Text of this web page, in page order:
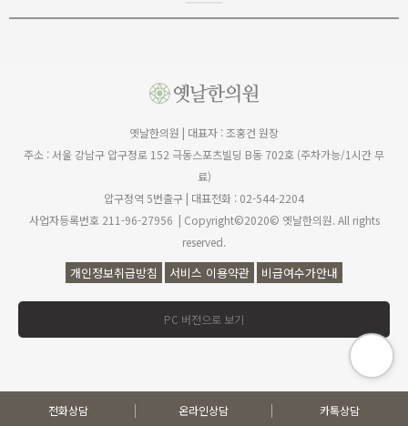
옛날한의원 | 대표자 : 조홍건 원장
주소 : 서울 강남구 압구정로 152 극동스포츠빌딩 B동 702호 (주차가능/1시간 무
료)
압구정역 5번출구 | 대표전화 : 02-544-2204
사업자등록번호 211-96-27956 | Copyright©2020© 옛날한의원. All rights
reserved.
개인정보취급방침 서비스 이용약관 비급여수가안내
PC 버전으로 보기
전화상담 온라인상담 카톡상담